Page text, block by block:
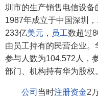
圳市的生产销售电信设备
1987年成立于中国深圳
233亿美元 ， 员工数超过
由员工持有的民营企业。
参与人数为104,572人，
部门、机构持有华为股权
公司 当时注册资金2